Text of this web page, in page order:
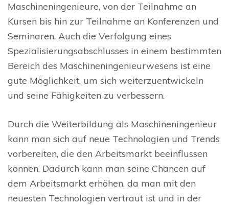
Maschineningenieure, von der Teilnahme an
Kursen bis hin zur Teilnahme an Konferenzen und
Seminaren. Auch die Verfolgung eines
Spezialisierungsabschlusses in einem bestimmten
Bereich des Maschineningenieurwesens ist eine
gute Möglichkeit, um sich weiterzuentwickeln
und seine Fähigkeiten zu verbessern.
Durch die Weiterbildung als Maschineningenieur
kann man sich auf neue Technologien und Trends
vorbereiten, die den Arbeitsmarkt beeinflussen
können. Dadurch kann man seine Chancen auf
dem Arbeitsmarkt erhöhen, da man mit den
neuesten Technologien vertraut ist und in der